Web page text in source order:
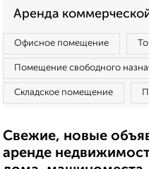
Аренда
Офисное помещение
Помещение свободного
Складское помещение
Свежие, новые
аренде